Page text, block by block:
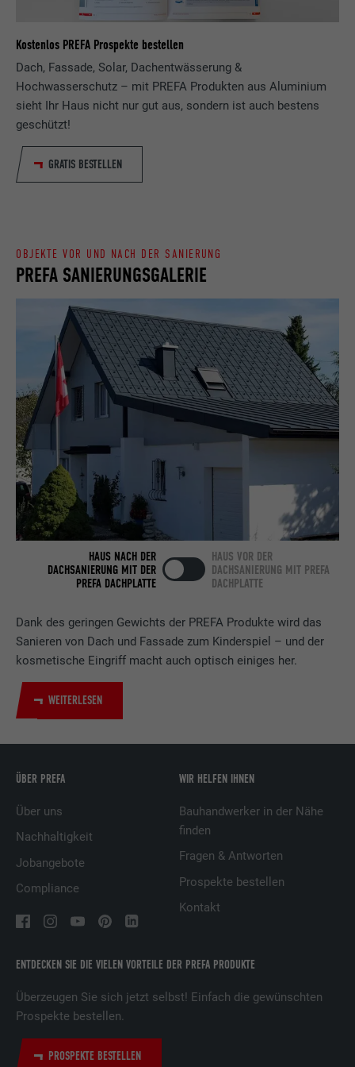
Kostenlos PREFA Prospekte bestellen
Dach, Fassade, Solar, Dachentwässerung &
Hochwasserschutz – mit PREFA Produkten aus Aluminium
sieht Ihr Haus nicht nur gut aus, sondern ist auch bestens
geschützt!
GRATIS BESTELLEN
Dank des geringen Gewichts der PREFA Produkte wird das
Sanieren von Dach und Fassade zum Kinderspiel – und der
kosmetische Eingriff macht auch optisch einiges her.
WEITERLESEN
PREFA SANIERUNGSGALERIE
OBJEKTE VOR UND NACH DER SANIERUNG
HAUS NACH DER
DACHSANIERUNG MIT DER
PREFA DACHPLATTE
HAUS VOR DER
DACHSANIERUNG MIT PREFA
DACHPLATTE
ENTDECKEN SIE DIE VIELEN VORTEILE DER PREFA PRODUKTE
Überzeugen Sie sich jetzt selbst! Einfach die gewünschten
Prospekte bestellen.
PROSPEKTE BESTELLEN
ÜBER PREFA
Über uns
Nachhaltigkeit
Jobangebote
Compliance
WIR HELFEN IHNEN
Bauhandwerker in der Nähe
finden
Fragen & Antworten
Prospekte bestellen
Kontakt
_gaexp
Anbieter Google Optimize
Laufzeit
Wird testweise gesetzt, um zu prüfen, ob
der Browser das Setzen von Cookies
Zweck
Speichert die vom Benutzer ausgewählte
Sprach version einer Webseite.
Anbieter LinkedIn
Zweck
Webseite ein eingebettetes "Folgen Sie
uns"-Fenster enthält.
Name bcookie
Anbieter LinkedIn
Laufzeit 2 Jahre
Zweck
Verwendet vom Social-Networking-Dienst
LinkedIn für die Verfolgung der
Verwendung von eingebetteten
Dienstleistungen.
Name bscookie
LinkedIn
Laufzeit 2 Jahre
Verwendet vom Social-Networking-Dienst
LinkedIn für die Verfolgung der
Laufzeit
Wird verwendet, um Besucher auf
mehreren Webseiten zu verfolgen, um
relevante Werbung basierend auf den
Präferenzen des Besuchers zu
lidc
Anbieter
Laufzeit 1 Tag